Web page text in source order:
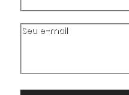
Seu e-mail